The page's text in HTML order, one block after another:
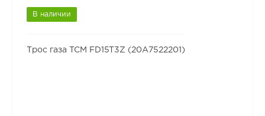
В наличии
Трос газа TCM FD15T3Z (20A7522201)